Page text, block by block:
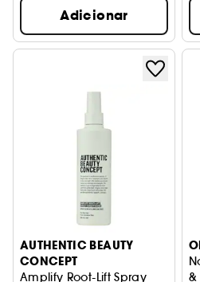
Adicionar
AUTHENTIC BEAUTY
CONCEPT
Amplify Root-Lift Spray
&